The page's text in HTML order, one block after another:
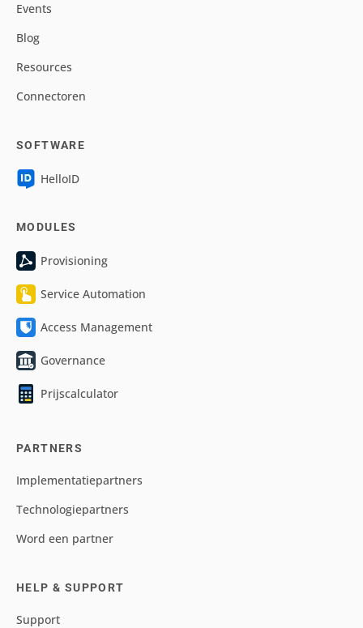
Events
Blog
Resources
Connectoren
SOFTWARE
HelloID
MODULES
Provisioning
Service Automation
Access Management
Governance
Prijscalculator
PARTNERS
Implementatiepartners
Technologiepartners
Word een partner
HELP & SUPPORT
Support